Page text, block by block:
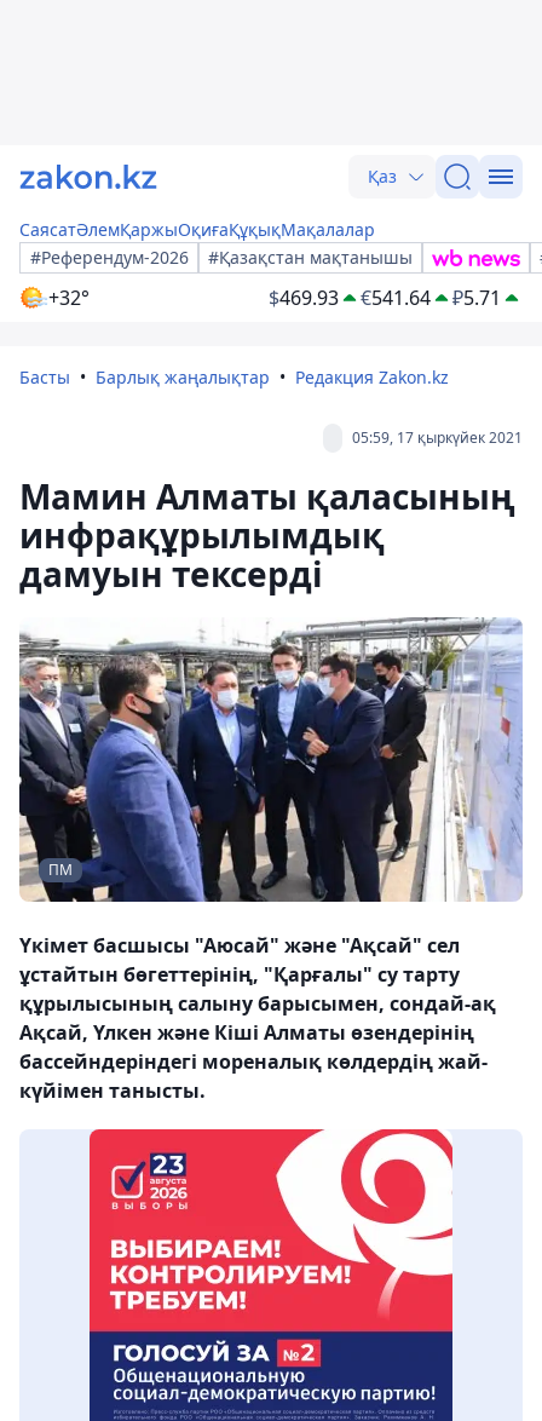
Қаз
СаясатӘлемҚаржыОқиғаҚұқықМақалалар
#Референдум-2026
#Қазақстан мақтанышы
+32° $469.93 €541.64 ₽5.71
Басты Барлық жаңалықтар Редакция Zakon.kz
05:59, 17 қыркүйек 2021
Мамин Алматы қаласының
инфрақұрылымдық
дамуын тексерді
ПМ
Үкімет басшысы "Аюсай" және "Ақсай" сел
ұстайтын бөгеттерінің, "Қарғалы" су тарту
құрылысының салыну барысымен, сондай-ақ
Ақсай, Үлкен және Кіші Алматы өзендерінің
бассейндеріндегі мореналық көлдердің жай-
күйімен танысты.